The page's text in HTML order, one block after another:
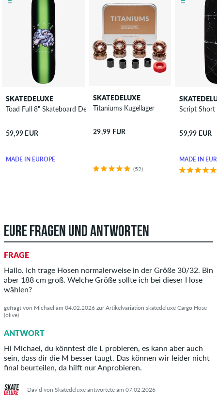
SKATEDELUXE
Toad Full 8" Skateboard Deck
59,99 EUR
MADE IN EUROPE
SKATEDELUXE
Titaniums Kugellager
29,99 EUR
(52)
Script Short
59,99 EUR
MADE IN
EURE FRAGEN UND ANTWORTEN
FRAGE
Hallo. Ich trage Hosen normalerweise in der Größe 30/32. Bin
aber 188 cm groß. Welche Größe sollte ich bei dieser Hose
wählen?
gefragt von Michael am 04.02.2026 zur Artikelvariation skatedeluxe Cargo Hose
(olive)
ANTWORT
Hi Michael, du könntest die L probieren, es kann aber auch
sein, dass dir die M besser taugt. Das können wir leider nicht
final beurteilen, da hilft nur Anprobieren.
David von Skatedeluxe antwortete am 07.02.2026